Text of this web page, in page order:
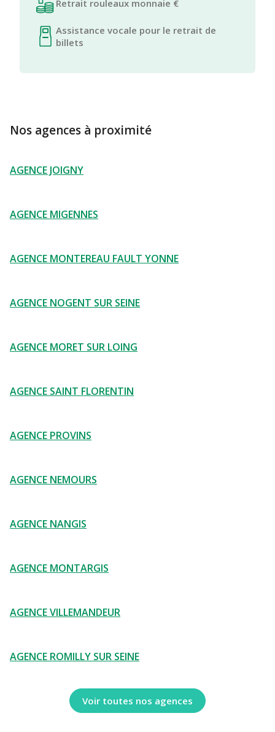
Retrait rouleaux monnaie €
Assistance vocale pour le retrait de
billets
Nos agences à proximité
AGENCE JOIGNY
AGENCE MIGENNES
AGENCE MONTEREAU FAULT YONNE
AGENCE NOGENT SUR SEINE
AGENCE MORET SUR LOING
AGENCE SAINT FLORENTIN
AGENCE PROVINS
AGENCE NEMOURS
AGENCE NANGIS
AGENCE MONTARGIS
AGENCE VILLEMANDEUR
AGENCE ROMILLY SUR SEINE
Voir toutes nos agences